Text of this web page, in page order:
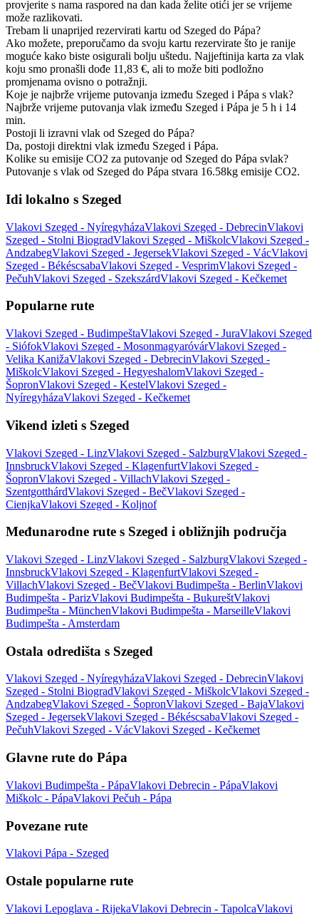
provjerite s nama raspored na dan kada želite otići jer se vrijeme
može razlikovati.
Trebam li unaprijed rezervirati kartu od Szeged do Pápa?
Ako možete, preporučamo da svoju kartu rezervirate što je ranije
moguće kako biste osigurali bolju uštedu. Najjeftinija karta za vlak
koju smo pronašli dođe 11,83 €, ali to može biti podložno
promjenama ovisno o potražnji.
Koje je najbrže vrijeme putovanja između Szeged i Pápa s vlak?
Najbrže vrijeme putovanja vlak između Szeged i Pápa je 5 h i 14
min.
Postoji li izravni vlak od Szeged do Pápa?
Da, postoji direktni vlak između Szeged i Pápa.
Kolike su emisije CO2 za putovanje od Szeged do Pápa svlak?
Putovanje s vlak od Szeged do Pápa stvara 16.58kg emisije CO2.
Idi lokalno s Szeged
Vlakovi Szeged - NyíregyházaVlakovi Szeged - DebrecinVlakovi
Szeged - Stolni BiogradVlakovi Szeged - MiškolcVlakovi Szeged -
AndzabegVlakovi Szeged - JegersekVlakovi Szeged - VácVlakovi
Szeged - BékéscsabaVlakovi Szeged - VesprimVlakovi Szeged -
PečuhVlakovi Szeged - SzekszárdVlakovi Szeged - Kečkemet
Popularne rute
Vlakovi Szeged - BudimpeštaVlakovi Szeged - JuraVlakovi Szeged
- SiófokVlakovi Szeged - MosonmagyaróvárVlakovi Szeged -
Velika KanižaVlakovi Szeged - DebrecinVlakovi Szeged -
MiškolcVlakovi Szeged - HegyeshalomVlakovi Szeged -
ŠopronVlakovi Szeged - KestelVlakovi Szeged -
NyíregyházaVlakovi Szeged - Kečkemet
Vikend izleti s Szeged
Vlakovi Szeged - LinzVlakovi Szeged - SalzburgVlakovi Szeged -
InnsbruckVlakovi Szeged - KlagenfurtVlakovi Szeged -
ŠopronVlakovi Szeged - VillachVlakovi Szeged -
SzentgotthárdVlakovi Szeged - BečVlakovi Szeged -
CienjkaVlakovi Szeged - Koljnof
Međunarodne rute s Szeged i obližnjih područja
Vlakovi Szeged - LinzVlakovi Szeged - SalzburgVlakovi Szeged -
InnsbruckVlakovi Szeged - KlagenfurtVlakovi Szeged -
VillachVlakovi Szeged - BečVlakovi Budimpešta - BerlinVlakovi
Budimpešta - ParizVlakovi Budimpešta - BukureštVlakovi
Budimpešta - MünchenVlakovi Budimpešta - MarseilleVlakovi
Budimpešta - Amsterdam
Ostala odredišta s Szeged
Vlakovi Szeged - NyíregyházaVlakovi Szeged - DebrecinVlakovi
Szeged - Stolni BiogradVlakovi Szeged - MiškolcVlakovi Szeged -
AndzabegVlakovi Szeged - ŠopronVlakovi Szeged - BajaVlakovi
Szeged - JegersekVlakovi Szeged - BékéscsabaVlakovi Szeged -
PečuhVlakovi Szeged - VácVlakovi Szeged - Kečkemet
Glavne rute do Pápa
Vlakovi Budimpešta - PápaVlakovi Debrecin - PápaVlakovi
Miškolc - PápaVlakovi Pečuh - Pápa
Povezane rute
Vlakovi Pápa - Szeged
Ostale popularne rute
Vlakovi Lepoglava - RijekaVlakovi Debrecin - TapolcaVlakovi